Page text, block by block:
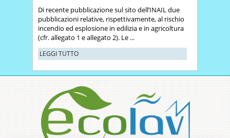
Di recente pubblicazione sul sito dell’INAIL due
pubblicazioni relative, rispettivamente, al rischio
incendio ed esplosione in edilizia e in agricoltura
(cfr. allegato 1 e allegato 2). Le ...
LEGGI TUTTO